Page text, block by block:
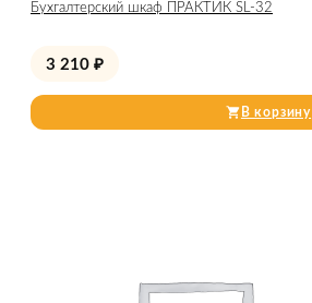
Бухгалтерский шкаф ПРАКТИК SL-32
3 210 ₽
В корзину